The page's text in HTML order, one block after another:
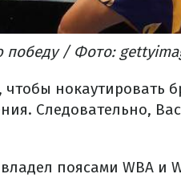
победу / Фото:
нокаутировать
Следовательно,
поясами WBA и